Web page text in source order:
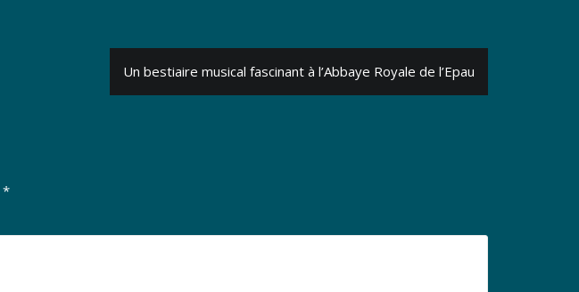
Un bestiaire musical fascinant à l’Abbaye Royale de l’Epau
*